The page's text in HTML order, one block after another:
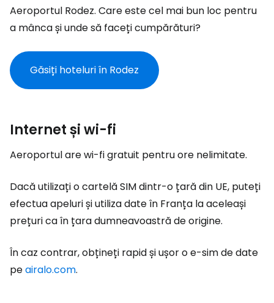
Aeroportul Rodez. Care este cel mai bun loc pentru
a mânca și unde să faceți cumpărături?
Găsiți hoteluri în Rodez
Internet și wi-fi
Aeroportul are wi-fi gratuit pentru ore nelimitate.
Dacă utilizați o cartelă SIM dintr-o țară din UE, puteți
efectua apeluri și utiliza date în Franța la aceleași
prețuri ca în țara dumneavoastră de origine.
În caz contrar, obțineți rapid și ușor o e-sim de date
peairalo.com.